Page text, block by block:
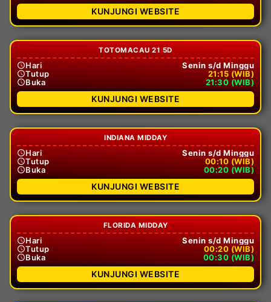
KUNJUNGI WEBSITE
TOTOMACAU 21 5D
Hari
Senin s/d Minggu
Tutup
21:15 (WIB)
Buka
21:30 (WIB)
KUNJUNGI WEBSITE
INDIANA MIDDAY
Hari
Senin s/d Minggu
Tutup
00:10 (WIB)
Buka
00:20 (WIB)
KUNJUNGI WEBSITE
FLORIDA MIDDAY
Hari
Senin s/d Minggu
Tutup
00:20 (WIB)
Buka
00:30 (WIB)
KUNJUNGI WEBSITE